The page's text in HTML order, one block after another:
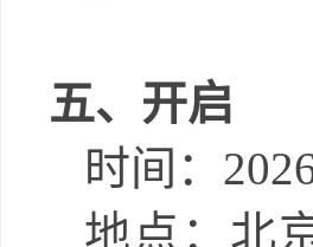
五、开启
时间：
地点： 北